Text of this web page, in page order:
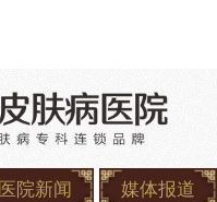
医院新闻 媒体报道